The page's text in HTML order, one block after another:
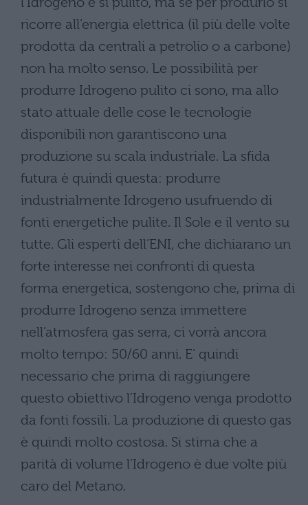
ricorre all’energia elettrica (il più delle volte
prodotta da centrali a petrolio o a carbone)
non ha molto senso. Le possibilità per
produrre Idrogeno pulito ci sono, ma allo
stato attuale delle cose le tecnologie
disponibili non garantiscono una
produzione su scala industriale. La sfida
futura è quindi questa: produrre
industrialmente Idrogeno usufruendo di
fonti energetiche pulite. Il Sole e il vento su
tutte. Gli esperti dell’ENI, che dichiarano un
forte interesse nei confronti di questa
forma energetica, sostengono che, prima di
produrre Idrogeno senza immettere
nell’atmosfera gas serra, ci vorrà ancora
molto tempo: 50/60 anni. E’ quindi
necessario che prima di raggiungere
questo obiettivo l’Idrogeno venga prodotto
da fonti fossili. La produzione di questo gas
è quindi molto costosa. Si stima che a
parità di volume l’Idrogeno è due volte più
caro del Metano.